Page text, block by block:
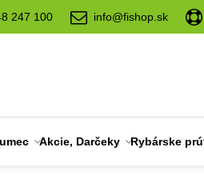
247 100 info@fishop.sk
Akcie, Darčeky Rybárske